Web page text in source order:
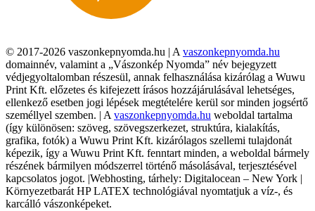
© 2017-2026 vaszonkepnyomda.hu | A vaszonkepnyomda.hu
domainnév, valamint a „Vászonkép Nyomda” név bejegyzett
védjegyoltalomban részesül, annak felhasználása kizárólag a Wuwu
Print Kft. előzetes és kifejezett írásos hozzájárulásával lehetséges,
ellenkező esetben jogi lépések megtételére kerül sor minden jogsértő
személlyel szemben. | A vaszonkepnyomda.hu weboldal tartalma
(így különösen: szöveg, szövegszerkezet, struktúra, kialakítás,
grafika, fotók) a Wuwu Print Kft. kizárólagos szellemi tulajdonát
képezik, így a Wuwu Print Kft. fenntart minden, a weboldal bármely
részének bármilyen módszerrel történő másolásával, terjesztésével
kapcsolatos jogot. |Webhosting, tárhely: Digitalocean – New York |
Környezetbarát HP LATEX technológiával nyomtatjuk a víz-, és
karcálló vászonképeket.